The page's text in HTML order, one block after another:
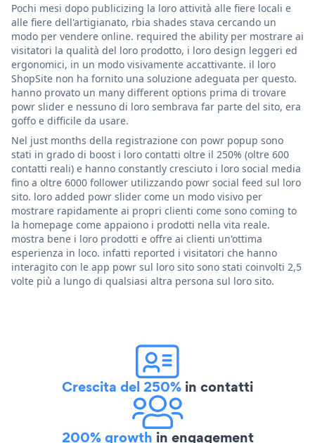
Pochi mesi dopo publicizing la loro attività alle fiere locali e
alle fiere dell'artigianato, rbia shades stava cercando un
modo per vendere online. required the ability per mostrare ai
visitatori la qualità del loro prodotto, i loro design leggeri ed
ergonomici, in un modo visivamente accattivante. il loro
ShopSite non ha fornito una soluzione adeguata per questo.
hanno provato un many different options prima di trovare
powr slider e nessuno di loro sembrava far parte del sito, era
goffo e difficile da usare.
Nel just months della registrazione con powr popup sono
stati in grado di boost i loro contatti oltre il 250% (oltre 600
contatti reali) e hanno constantly cresciuto i loro social media
fino a oltre 6000 follower utilizzando powr social feed sul loro
sito. loro added powr slider come un modo visivo per
mostrare rapidamente ai propri clienti come sono coming to
la homepage come appaiono i prodotti nella vita reale.
mostra bene i loro prodotti e offre ai clienti un'ottima
esperienza in loco. infatti reported i visitatori che hanno
interagito con le app powr sul loro sito sono stati coinvolti 2,5
volte più a lungo di qualsiasi altra persona sul loro sito.
Crescita del 250% in contatti
200% growth in engagement